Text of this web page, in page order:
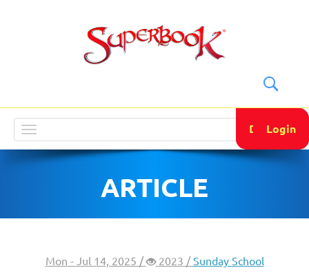
navigation
DONATE
Login
ARTICLE
Mon - Jul 14, 2025 / 2023 /Sunday School